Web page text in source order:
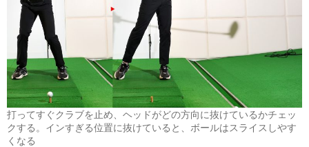
打ってすぐクラブを止め、ヘッドがどの方向に抜けているかチェッ
クする。インすぎる位置に抜けていると、ボールはスライスしやす
くなる